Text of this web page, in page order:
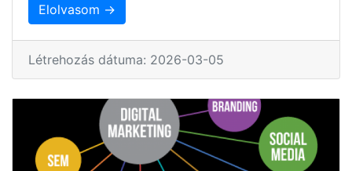
Elolvasom →
Létrehozás dátuma: 2026-03-05